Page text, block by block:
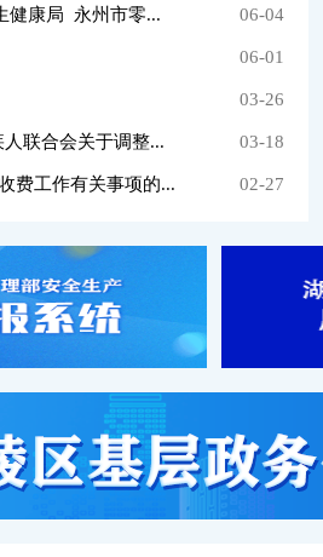
健康局 永州市零... 06-04
06-01
03-26
联合会关于调整... 03-18
费工作有关事项的... 02-27